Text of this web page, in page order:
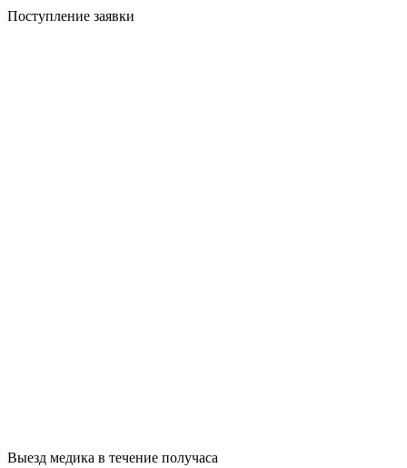
Поступление заявки
Выезд медика в течение получаса